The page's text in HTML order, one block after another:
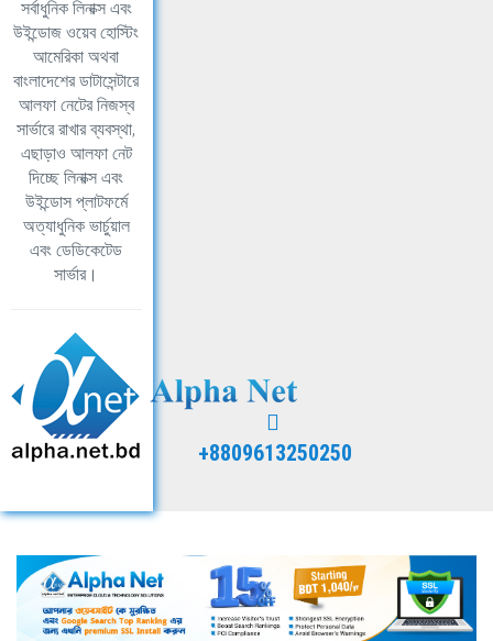
সর্বাধুনিক লিনাক্স এবং
উইন্ডোজ ওয়েব হোস্টিং
আমেরিকা অথবা
বাংলাদেশের ডাটাসেন্টারে
আলফা নেটের নিজস্ব
সার্ভারে রাখার ব্যবস্থা,
এছাড়াও আলফা নেট
দিচ্ছে লিনাক্স এবং
উইন্ডোস প্লাটফর্মে
অত্যাধুনিক ভার্চুয়াল
এবং ডেডিকেটেড
সার্ভার।
+8809613250250